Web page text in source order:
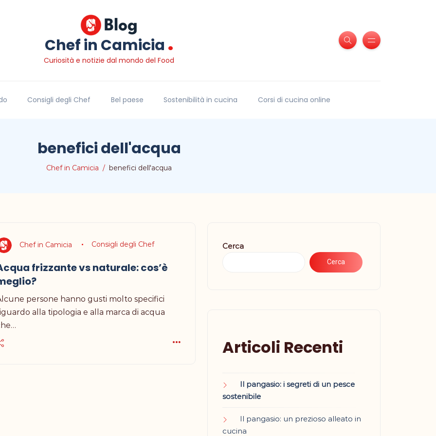
Chef in Camicia .
Curiosità e notizie dal mondo del Food
Consigli degli Chef Bel paese Sostenibilità in cucina Corsi di cucina online
benefici dell'acqua
Chef in Camicia benefici dell'acqua
Chef in Camicia Consigli degli Chef
frizzante vs naturale: cos’è
persone hanno gusti molto specifici
alla tipologia e alla marca di acqua
Cerca
Cerca
Articoli Recenti
Il pangasio: i segreti di un pesce
sostenibile
Il pangasio: un prezioso alleato in
cucina